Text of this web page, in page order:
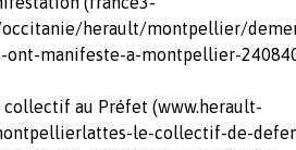
herault/montpellier/
ont-manifeste-a-montpellier-
collectif au Préfet (www.herault-
le-collectif-de-